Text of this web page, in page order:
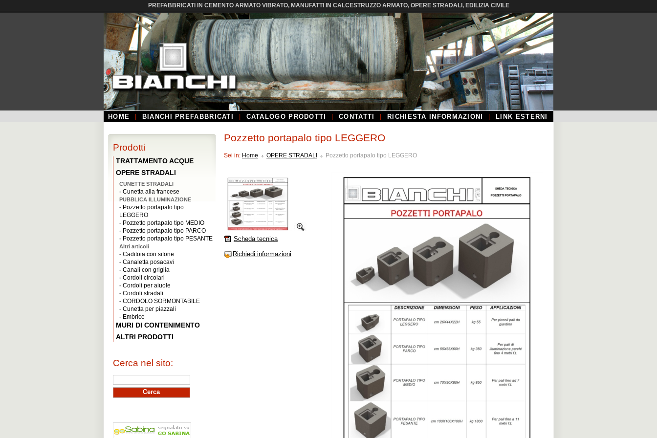
PREFABBRICATI IN CEMENTO ARMATO VIBRATO, MANUFATTI IN CALCESTRUZZO ARMATO, OPERE STRADALI, EDILIZIA CIVILE
HOME BIANCHI PREFABBRICATI CATALOGO PRODOTTI |CONTATTI RICHIESTA INFORMAZIONI LINK ESTERNI
Pozzetto portapalo tipo LEGGERO
Sei in: Home OPERE STRADALI Pozzetto portapalo tipo LEGGERO
Scheda tecnica
Richiedi informazioni
Prodotti
TRATTAMENTO ACQUE
OPERE STRADALI
CUNETTE STRADALI
- Cunetta alla francese
PUBBLICA ILLUMINAZIONE
- Pozzetto portapalo tipo
LEGGERO
- Pozzetto portapalo tipo MEDIO
- Pozzetto portapalo tipo PARCO
- Pozzetto portapalo tipo PESANTE
Altri articoli
- Caditoia con sifone
- Canaletta posacavi
- Canali con griglia
- Cordoli circolari
- Cordoli per aiuole
- Cordoli stradali
- CORDOLO SORMONTABILE
- Cunetta per piazzali
- Embrice
MURI DI CONTENIMENTO
ALTRI PRODOTTI
Cerca nel sito: